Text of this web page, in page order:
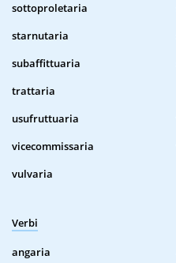
sottoproletaria
starnutaria
subaffittuaria
trattaria
usufruttuaria
vicecommissaria
vulvaria
Verbi
angaria